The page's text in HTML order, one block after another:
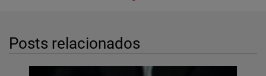
Posts relacionados